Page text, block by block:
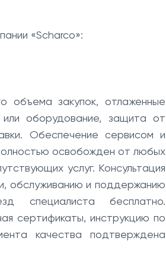
«Scharco»:
объема закупок, отлаженные
или оборудование, защита от
Обеспечение сервисом и
освобожден от любых
услуг. Консультация
обслуживанию и поддержанию
специалиста бесплатно.
сертификаты, инструкцию по
качества подтверждена